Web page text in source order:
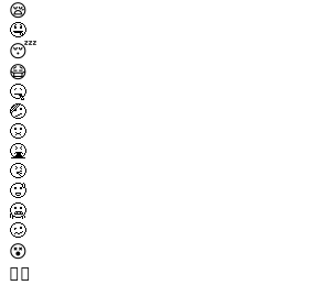
😪
🤤
😴
😷
🤒
🤕
🤢
🤮
🤧
🥵
🥶
🥴
😵
😵‍💫